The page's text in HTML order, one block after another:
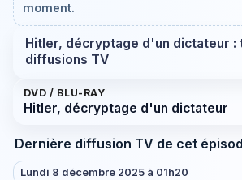
moment.
Hitler, décryptage d'un dictateur :
diffusions TV
DVD / BLU-RAY
Hitler, décryptage d'un dictateur
Dernière diffusion TV de cet
Lundi 8 décembre 2025 à 01h20